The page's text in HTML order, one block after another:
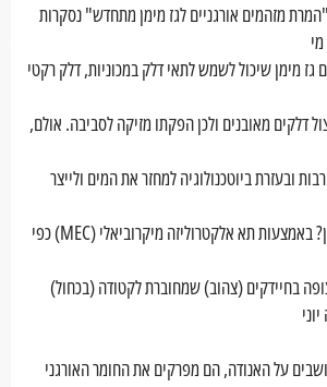
מזהמים אורגניים לגז מימן מתחדש" נסקרות
גז מימן שיכול לשמש לתאי דלק במכוניות, דלק רקטי
דלקים מאובנים ולכן הפקתו מזיקה לסביבה. אולם,
ובעזרת ביוטכנולוגיה למחזר את המים ולייצר
אז איך הופכים ביוב למימן? באמצעות תא אלקטרוליזה מיקרוביאלי (MEC) כפי
בחיידקים (צהוב) שמחוברת לקטודה (בכחול)
על האנודה, הם מפרקים את החומר האורגני